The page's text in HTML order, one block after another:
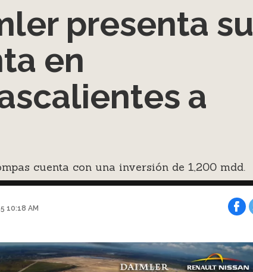
presenta su
en
a
cuenta con una inversión de 1,200 mdd.
10:18 AM